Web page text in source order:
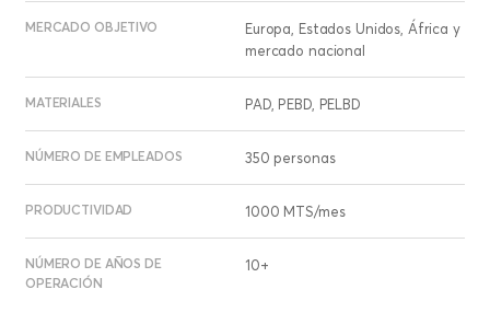
MERCADO OBJETIVO
Europa, Estados Unidos, África y
mercado nacional
MATERIALES PAD, PEBD, PELBD
NÚMERO DE EMPLEADOS 350 personas
PRODUCTIVIDAD 1000 MTS/mes
NÚMERO DE AÑOS DE
OPERACIÓN
10+